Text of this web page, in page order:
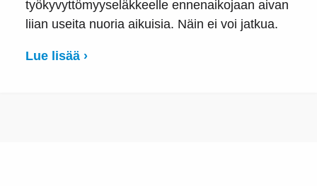
työkyvyttömyyseläkkeelle ennenaikojaan aivan
liian useita nuoria aikuisia. Näin ei voi jatkua.
Lue lisää ›